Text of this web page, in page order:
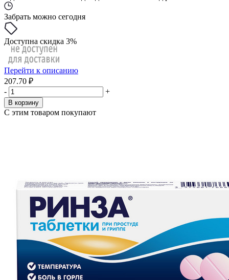
Забрать можно сегодня
Доступна скидка 3%
Перейти к описанию
207.70 ₽
-
+
В корзину
С этим товаром покупают